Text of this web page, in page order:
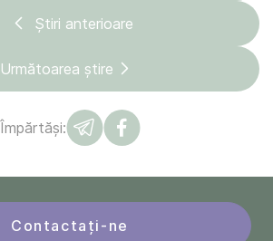
Știri anterioare
Următoarea știre
Împărtăși:
Contactați-ne